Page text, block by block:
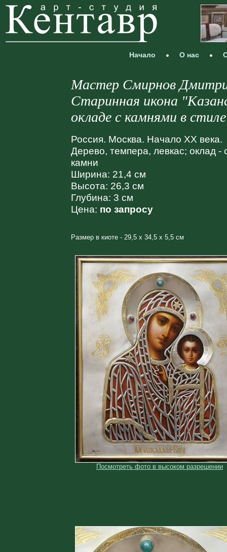
Начало О нас
Мастер Смирнов
Старинная икона
окладе с камнями в
Россия. Москва. Начало XX века.
Дерево, темпера, левкас; оклад
камни
Ширина: 21,4 см
Высота: 26,3 см
Глубина: 3 см
Цена: по запросу
Размер в киоте - 29,5 х 34,5 х 5,5 см
Посмотреть фото в высоком разрешении